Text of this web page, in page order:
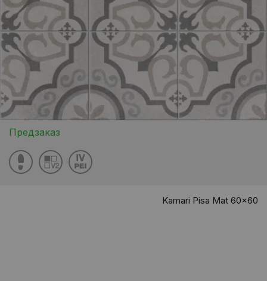
Предзаказ
Kamari Pisa Mat 60x60